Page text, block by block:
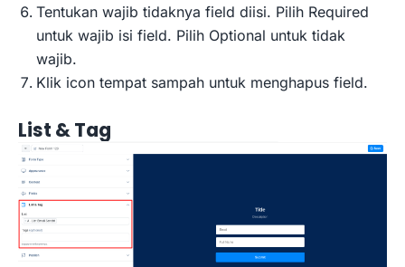
Tentukan wajib tidaknya field diisi. Pilih Required
untuk wajib isi field. Pilih Optional untuk tidak
wajib.
Klik icon tempat sampah untuk menghapus field.
List & Tag